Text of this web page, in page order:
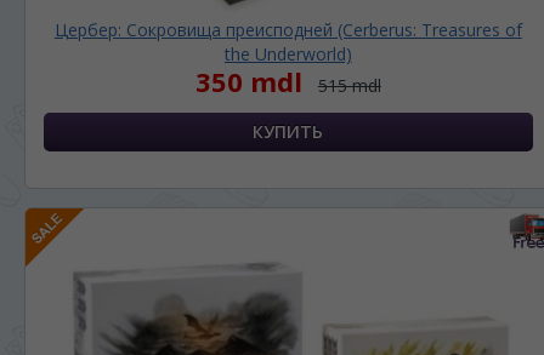
Цербер: Сокровища преисподней (Cerberus: Treasures of
the Underworld)
350 mdl 515 mdl